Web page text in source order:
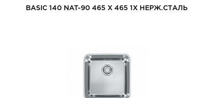
BASIC 140 NAT-90 465 X 465 1X НЕРЖ.СТАЛЬ